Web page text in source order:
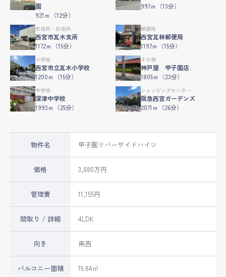
園
921ｍ（12分）
997ｍ（13分）
市役所・区役所
西宮市瓦木支所
1172ｍ（15分）
郵便局
西宮瓦林郵便局
1197ｍ（15分）
小学校
西宮市立瓦木小学校
1200ｍ（15分）
その他
神戸屋 甲子園店
1805ｍ（23分）
中学校
深津中学校
1993ｍ（25分）
ショッピングセンター
阪急西宮ガーデンズ
2071ｍ（26分）
物件名 甲子園リバーサイドハイツ
価格 3,880万円
管理費 11,155円
間取り / 詳細 4LDK
向き 南西
バルコニー面積 19.84㎡